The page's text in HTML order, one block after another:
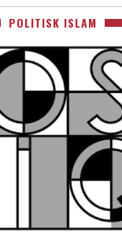
POLITISK ISLAM